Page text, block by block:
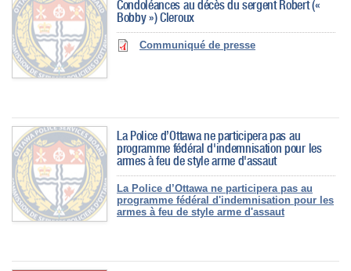
Condoléances au décès du sergent Robert («
Bobby ») Cleroux
Communiqué de presse
La Police d’Ottawa ne participera pas au
programme fédéral d'indemnisation pour les
armes à feu de style arme d'assaut
La Police d’Ottawa ne participera pas au
programme fédéral d'indemnisation pour les
armes à feu de style arme d'assaut